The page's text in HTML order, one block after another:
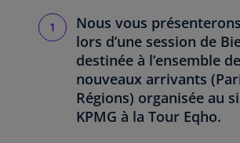
Nous vous
lors d’une session de
destinée à l’ensemble
nouveaux arrivants
Régions) organisée au
KPMG à la Tour Eqho.